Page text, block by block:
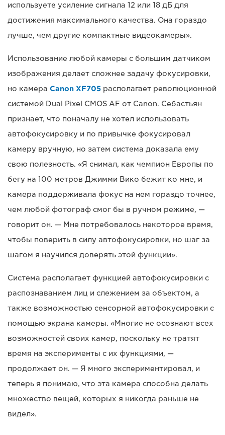
используете усиление сигнала 12 или 18 дБ для
достижения максимального качества. Она гораздо
лучше, чем другие компактные видеокамеры».
Использование любой камеры с большим датчиком
изображения делает сложнее задачу фокусировки,
но камера Canon XF705 располагает революционной
системой Dual Pixel CMOS AF от Canon. Себастьян
признает, что поначалу не хотел использовать
автофокусировку и по привычке фокусировал
камеру вручную, но затем система доказала ему
свою полезность. «Я снимал, как чемпион Европы по
бегу на 100 метров Джимми Вико бежит ко мне, и
камера поддерживала фокус на нем гораздо точнее,
чем любой фотограф смог бы в ручном режиме, —
говорит он. — Мне потребовалось некоторое время,
чтобы поверить в силу автофокусировки, но шаг за
шагом я научился доверять этой функции».
Система располагает функцией автофокусировки с
распознаванием лиц и слежением за объектом, а
также возможностью сенсорной автофокусировки с
помощью экрана камеры. «Многие не осознают всех
возможностей своих камер, поскольку не тратят
время на эксперименты с их функциями, —
продолжает он. — Я много экспериментировал, и
теперь я понимаю, что эта камера способна делать
множество вещей, которых я никогда раньше не
видел».